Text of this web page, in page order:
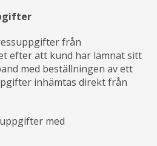
från
efter att kund har lämnat sitt
med beställningen av ett
inhämtas direkt från
med